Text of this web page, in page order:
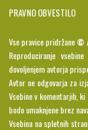
PRAVNO OBVESTILO
Vse pravice pridržane©
Reproduciranje
dovoljenjem avtorja
Avtor ne odgovarja za
Vsebine v komentarjih,
bodo umaknjene brez
Vsebina na spletnih